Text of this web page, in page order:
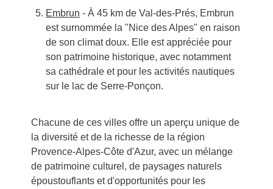
Embrun - À 45 km de Val-des-Prés, Embrun
est surnommée la "Nice des Alpes" en raison
de son climat doux. Elle est appréciée pour
son patrimoine historique, avec notamment
sa cathédrale et pour les activités nautiques
sur le lac de Serre-Ponçon.
Chacune de ces villes offre un aperçu unique de
la diversité et de la richesse de la région
Provence-Alpes-Côte d'Azur, avec un mélange
de patrimoine culturel, de paysages naturels
époustouflants et d'opportunités pour les